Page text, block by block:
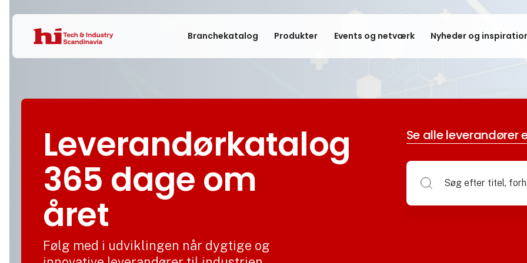
Branchekatalog Produkter Events og netværk Nyheder og
Leverandørkatalog
365 dage om
året
Følg med i udviklingen når dygtige og
Se alle leverandører